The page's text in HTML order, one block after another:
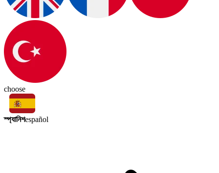
choose
স্প্যানিশespañol